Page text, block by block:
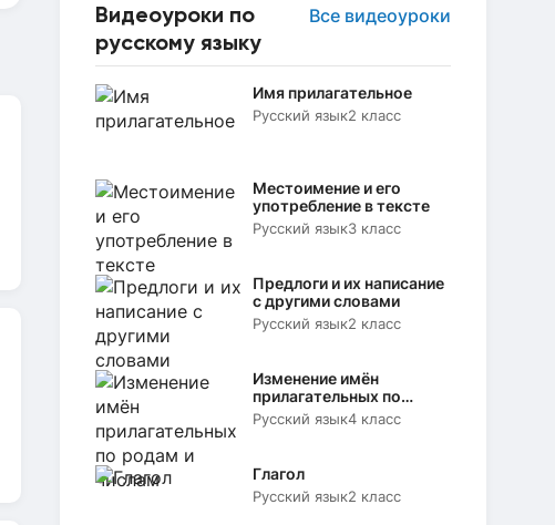
Видеоуроки по
русскому языку
Все видеоуроки
Имя прилагательное
Русский язык2 класс
Местоимение и его
употребление в тексте
Русский язык3 класс
Предлоги и их написание
с другими словами
Русский язык2 класс
Изменение имён
прилагательных по
родам и числам
Русский язык4 класс
Глагол
Русский язык2 класс